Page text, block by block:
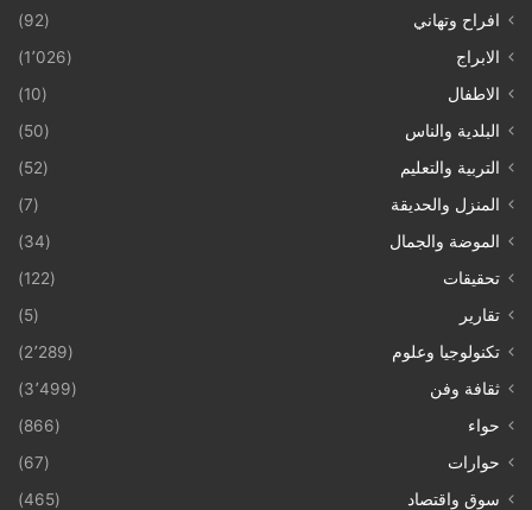
افراح وتهاني
(92)
الابراج
(1٬026)
الاطفال
(10)
البلدية والناس
(50)
التربية والتعليم
(52)
المنزل والحديقة
(7)
الموضة والجمال
(34)
تحقيقات
(122)
تقارير
(5)
تكنولوجيا وعلوم
(2٬289)
ثقافة وفن
(3٬499)
حواء
(866)
حوارات
(67)
سوق واقتصاد
(465)